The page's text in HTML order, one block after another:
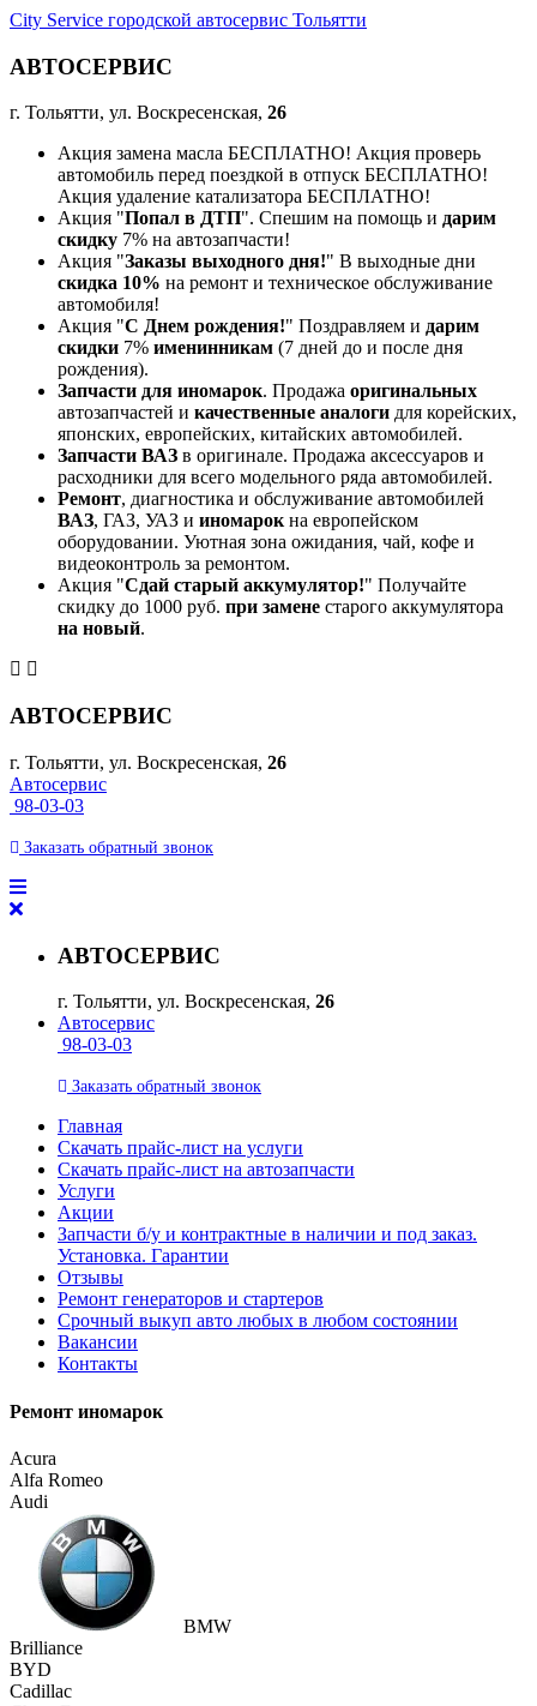
City Service городской автосервис Тольятти
АВТОСЕРВИС
г. Тольятти, ул. Воскресенская, 26
Акция замена масла БЕСПЛАТНО! Акция проверь
автомобиль перед поездкой в отпуск БЕСПЛАТНО!
Акция удаление катализатора БЕСПЛАТНО!
Акция "Попал в ДТП". Спешим на помощь и дарим
скидку 7% на автозапчасти!
Акция "Заказы выходного дня!" В выходные дни
скидка 10% на ремонт и техническое обслуживание
автомобиля!
Акция "С Днем рождения!" Поздравляем и дарим
скидки 7% именинникам (7 дней до и после дня
рождения).
Запчасти для иномарок. Продажа оригинальных
автозапчастей и качественные аналоги для корейских,
японских, европейских, китайских автомобилей.
Запчасти ВАЗ в оригинале. Продажа аксессуаров и
расходники для всего модельного ряда автомобилей.
Ремонт, диагностика и обслуживание автомобилей
ВАЗ, ГАЗ, УАЗ и иномарокна европейском
оборудовании. Уютная зона ожидания, чай, кофе и
видеоконтроль за ремонтом.
Акция "Сдай старый аккумулятор!" Получайте
скидку до 1000 руб. при замене старого аккумулятора
на новый.
АВТОСЕРВИС
г. Тольятти, ул. Воскресенская, 26
Автосервис
98-03-03
Заказать обратный звонок
АВТОСЕРВИС
г. Тольятти, ул. Воскресенская, 26
Автосервис
98-03-03
Заказать обратный звонок
Главная
Скачать прайс-лист на услуги
Скачать прайс-лист на автозапчасти
Услуги
Акции
Запчасти б/у и контрактные в наличии и под заказ.
Установка. Гарантии
Отзывы
Ремонт генераторов и стартеров
Cрочный выкуп авто любых в любом состоянии
Вакансии
Контакты
Ремонт иномарок
Acura
Alfa Romeo
Audi
BMW
Brilliance
BYD
Cadillac